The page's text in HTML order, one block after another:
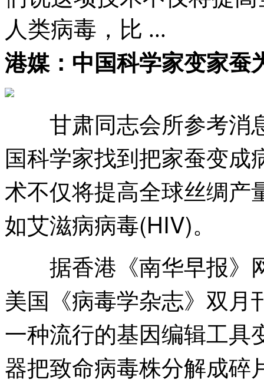
人类病毒，比 ...
港媒：中国科学家变家蚕
甘肃同志会所参考消
国科学家找到把家蚕变
术不仅将提高全球丝绸产
如艾滋病病毒(HIV)。
据香港《南华早报》
美国《病毒学杂志》双月
一种流行的基因编辑工具
器把致命病毒株分解成碎